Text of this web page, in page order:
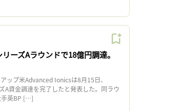
ーズAラウンドで18億円調達。
ップ米Advanced Ionicsは8月15日、
A資金調達を完了したと発表した。同ラウ
手英BP […]